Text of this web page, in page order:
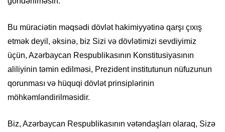
Bu müraciətin məqsədi dövlət hakimiyyətinə qarşı çıxış
etmək deyil, əksinə, biz Sizi və dövlətimizi sevdiyimiz
üçün, Azərbaycan Respublikasının Konstitusiyasının
aliliyinin təmin edilməsi, Prezident institutunun nüfuzunun
qorunması və hüquqi dövlət prinsiplərinin
möhkəmləndirilməsidir.
Biz, Azərbaycan Respublikasının vətəndaşları olaraq, Sizə